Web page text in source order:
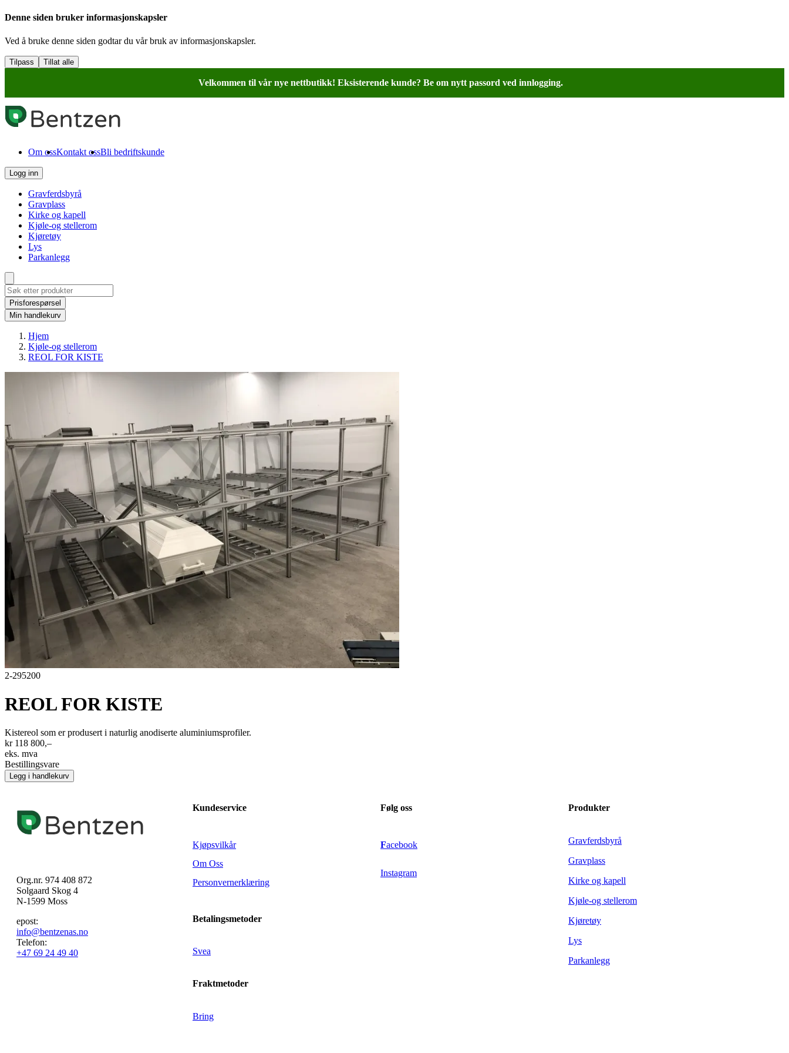
Denne siden bruker informasjonskapsler
Ved å bruke denne siden godtar du vår bruk av informasjonskapsler.
Tilpass Tillat alle
Velkommen til vår nye nettbutikk! Eksisterende kunde? Be om nytt passord ved innlogging.
Om ossKontakt ossBli bedriftskunde
Logg inn
Gravferdsbyrå
Gravplass
Kirke og kapell
Kjøle-og stellerom
Kjøretøy
Lys
Parkanlegg
Prisforespørsel
Min handlekurv
Hjem
Kjøle-og stellerom
REOL FOR KISTE
2-295200
REOL FOR KISTE
Kistereol som er produsert i naturlig anodiserte aluminiumsprofiler.
kr 118 800,–
eks. mva
Bestillingsvare
Legg i handlekurv
Org.nr. 974 408 872
Solgaard Skog 4
N-1599 Moss
epost:
info@bentzenas.no
Telefon:
+47 69 24 49 40
Kundeservice
Kjøpsvilkår
Om Oss
Personvernerklæring
Betalingsmetoder
Svea
Fraktmetoder
Bring
Følg oss
Facebook
Instagram
Produkter
Gravferdsbyrå
Gravplass
Kirke og kapell
Kjøle-og stellerom
Kjøretøy
Lys
Parkanlegg